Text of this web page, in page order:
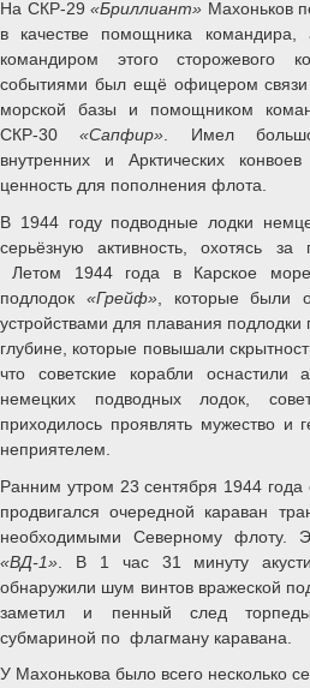
На СКР-29«Бриллиант» Махоньков
в качестве помощника
командиром этого сторожевого
событиями был ещё офицером связи
морской базы и помощником
СКР-30«Сапфир» . Имел
внутренних и Арктических
ценность для пополнения флота.
В 1944 году подводные лодки
серьёзную активность, охотясь за
Летом 1944 года в Карское
подлодок «Грейф», которые были
устройствами для плавания
глубине, которые повышали
что советские корабли оснастили
немецких подводных лодок,
приходилось проявлять мужество и
неприятелем.
Ранним утром 23 сентября 1944
продвигался очередной караван
необходимыми Северному флоту.
«ВД-1» . В 1 час 31 минуту
обнаружили шум винтов вражеской
заметил и пенный след
субмариной по флагману каравана.
У Махонькова было всего несколько